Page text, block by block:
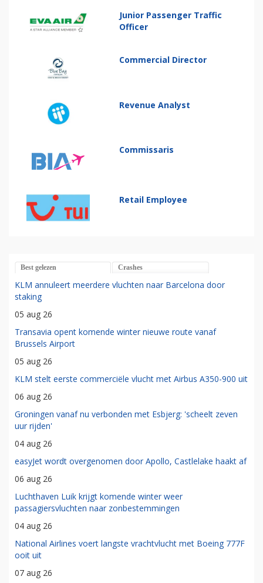
Junior Passenger Traffic
Officer
Commercial Director
Revenue Analyst
Commissaris
Retail Employee
Best gelezen Crashes
KLM annuleert meerdere vluchten naar Barcelona door
staking
05 aug 26
Transavia opent komende winter nieuwe route vanaf
Brussels Airport
05 aug 26
KLM stelt eerste commerciële vlucht met Airbus A350-900 uit
06 aug 26
Groningen vanaf nu verbonden met Esbjerg: 'scheelt zeven
uur rijden'
04 aug 26
easyJet wordt overgenomen door Apollo, Castlelake haakt af
06 aug 26
Luchthaven Luik krijgt komende winter weer
passagiersvluchten naar zonbestemmingen
04 aug 26
National Airlines voert langste vrachtvlucht met Boeing 777F
ooit uit
07 aug 26